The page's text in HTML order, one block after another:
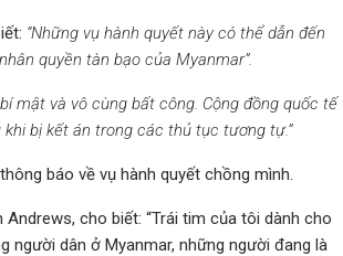
“Những vụ hành quyết này có thể dẫn đến
quyền tàn bạo của Myanmar”.
mật và vô cùng bất công. Cộng đồng quốc tế
bị kết án trong các thủ tục tương tự.”
báo về vụ hành quyết chồng mình.
cho biết: “Trái tim của tôi dành cho
người dân ở Myanmar, những người đang là